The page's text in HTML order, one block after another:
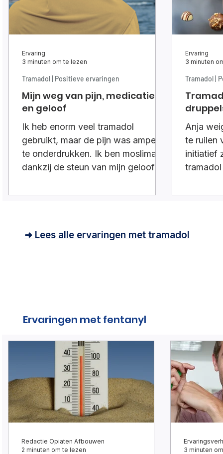
Mijn weg van pijn, medicatie
en geloof
Ik heb enorm veel tramadol
gebruikt, maar de pijn was amper
te onderdrukken. Ik ben moslima,
dankzij de steun van mijn geloof
ramadan een stukje afgebouwd.
Tramadol | Positieve ervaringen
Ervaring
3 minuten om te lezen
Anja
te ruilen
initiatief
Tramadol |
Ervaring
3 minuten
➜ Lees alle ervaringen met tramadol
Ervaringen met fentanyl
Redactie Opiaten Afbouwen
2 minuten om te lezen
3 minuten